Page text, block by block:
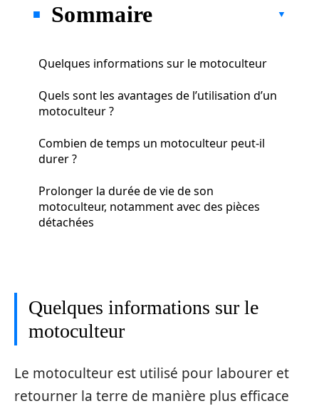
Sommaire
Quelques informations sur le motoculteur
Quels sont les avantages de l’utilisation d’un
motoculteur ?
Combien de temps un motoculteur peut-il
durer ?
Prolonger la durée de vie de son
motoculteur, notamment avec des pièces
détachées
Quelques informations sur le
motoculteur
Le motoculteur est utilisé pour labourer et
retourner la terre de manière plus efficace